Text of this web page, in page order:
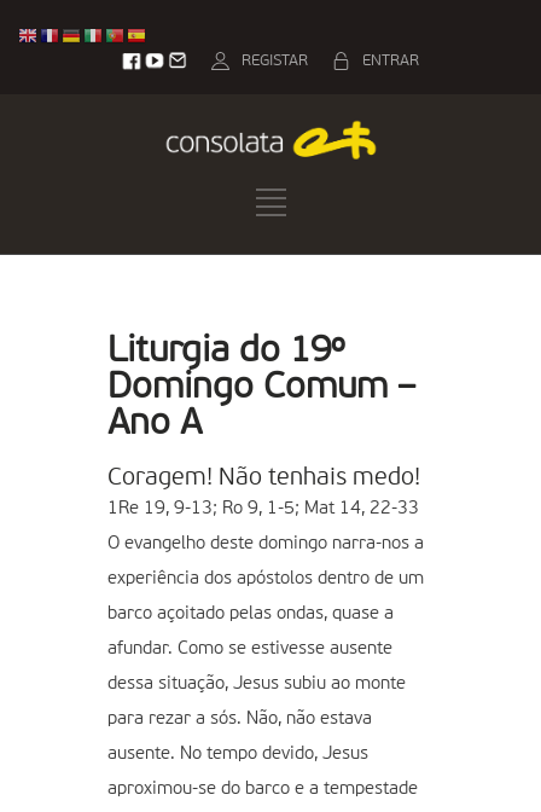
ENTRAR
REGISTAR
Liturgia do 19º
Domingo Comum –
Ano A
Coragem! Não tenhais medo!
1Re 19, 9-13; Ro 9, 1-5; Mat 14, 22-33
O evangelho deste domingo narra-nos a
experiência dos apóstolos dentro de um
barco açoitado pelas ondas, quase a
afundar. Como se estivesse ausente
dessa situação, Jesus subiu ao monte
para rezar a sós. Não, não estava
ausente. No tempo devido, Jesus
aproximou-se do barco e a tempestade